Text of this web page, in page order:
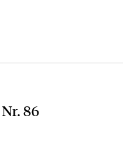
86